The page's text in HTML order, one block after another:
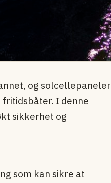
og solcellepaneler
I denne
sikkerhet og
som kan sikre at